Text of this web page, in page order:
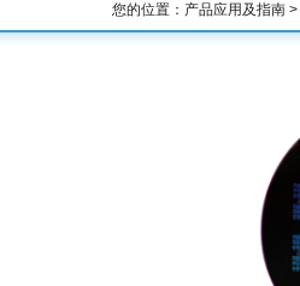
您的位置：产品应用及指南 >